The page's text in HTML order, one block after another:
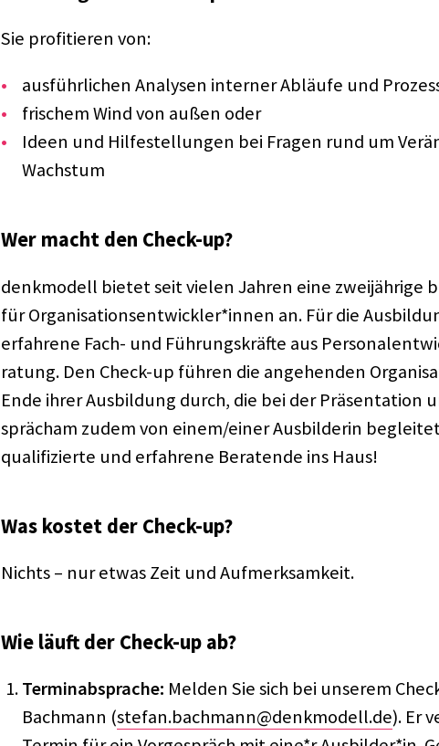
Sie profi­tie­ren von:
ausführ­li­chen Analy­sen inter­ner Abläufe und
frischem Wind von außen oder ​
Ideen und Hilfe­stel­lun­gen bei Fragen rund um
Wachs­tum ​
Wer macht den Check-up?
denk­mo­dell bietet seit vielen Jahren eine zwei­jäh­rige
für Organisationsentwickler*innen an. Für die
erfah­rene Fach- und Führungs­kräfte aus
ra­tung. Den Check-up führen die ange­hen­den
Ende ihrer Ausbil­dung durch, die bei der Präsen­ta­tion
sprächam zudem von einem/einer Ausbil­de­rin
quali­fi­zierte und erfah­rene Bera­tende ins Haus!
Was kostet der Check-up?
Nichts – nur etwas Zeit und Aufmerk­sam­keit.
Wie läuft der Check-up ab?
Termin­ab­spra­che: Melden Sie sich bei unse­rem
Bach­mann (stefan.bachmann@denkmodell.de). Er